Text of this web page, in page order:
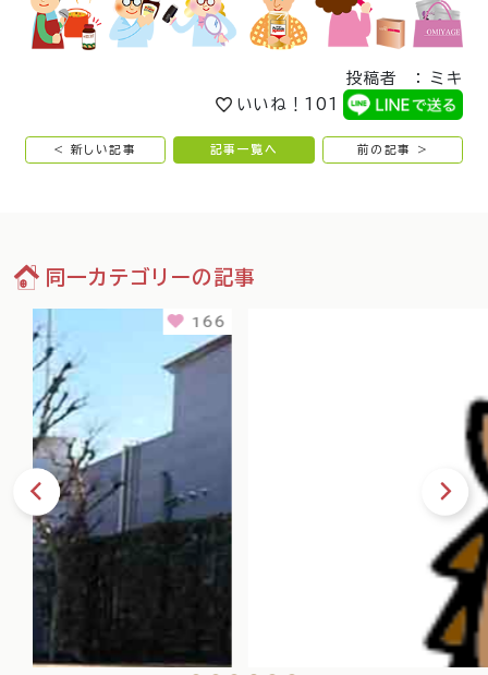
投稿者 ： ミキ
いいね！ 101
< 新しい記事 記事一覧へ 前の記事 >
同一カテゴリーの記事